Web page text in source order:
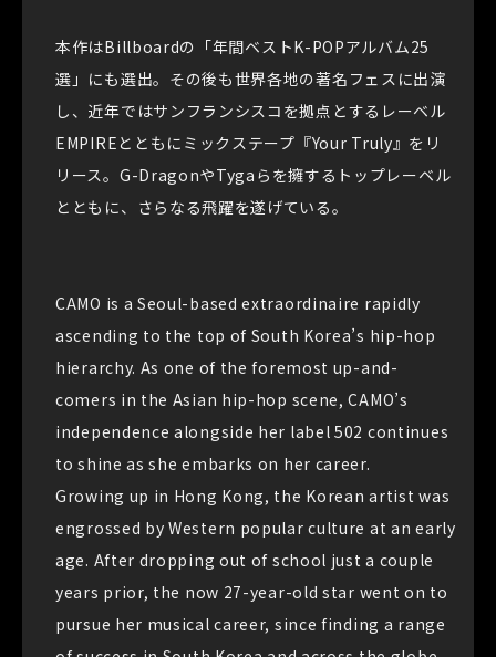
本作はBillboardの「年間ベストK-POPアルバム25
選」にも選出。その後も世界各地の著名フェスに出演
し、近年ではサンフランシスコを拠点とするレーベル
EMPIREとともにミックステープ『Your Truly』をリ
リース。G-DragonやTygaらを擁するトップレーベル
とともに、さらなる飛躍を遂げている。
CAMO is a Seoul-based extraordinaire rapidly
ascending to the top of South Korea’s hip-hop
hierarchy. As one of the foremost up-and-
comers in the Asian hip-hop scene, CAMO’s
independence alongside her label 502 continues
to shine as she embarks on her career.
Growing up in Hong Kong, the Korean artist was
engrossed by Western popular culture at an early
age. After dropping out of school just a couple
years prior, the now 27-year-old star went on to
pursue her musical career, since finding a range